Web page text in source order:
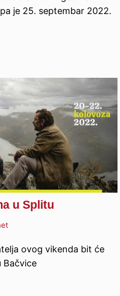
je 25. septembar 2022.
u Splitu
ovog vikenda bit će
Bačvice